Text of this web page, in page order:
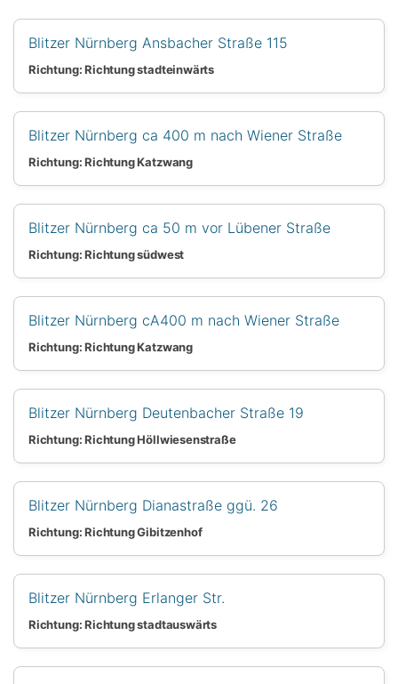
Blitzer Nürnberg Ansbacher Straße 115
Richtung: Richtung stadteinwärts
Blitzer Nürnberg ca 400 m nach Wiener Straße
Richtung: Richtung Katzwang
Blitzer Nürnberg ca 50 m vor Lübener Straße
Richtung: Richtung südwest
Blitzer Nürnberg cA400 m nach Wiener Straße
Richtung: Richtung Katzwang
Blitzer Nürnberg Deutenbacher Straße 19
Richtung: Richtung Höllwiesenstraße
Blitzer Nürnberg Dianastraße ggü. 26
Richtung: Richtung Gibitzenhof
Blitzer Nürnberg Erlanger Str.
Richtung: Richtung stadtauswärts